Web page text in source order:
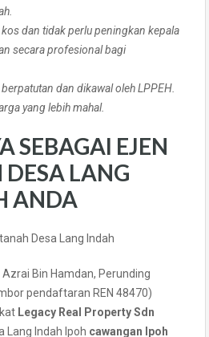
dan tidak perlu peningkan kepala
secara profesional bagi
dan dikawal oleh LPPEH.
yang lebih mahal.
SEBAGAI EJEN
LANG
ANDA
Bin Hamdan, Perunding
pendaftaran REN 48470)
Legacy Real Property Sdn
Lang Indah Ipoh cawangan Ipoh